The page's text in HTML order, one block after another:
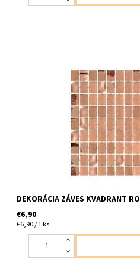
plastovy dekoracny zaves s
DEKORÁCIA ZÁVES KVADRANT
€6,90
€6,90 / 1 ks